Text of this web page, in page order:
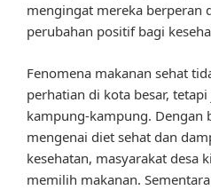
mengingat mereka berperan
perubahan positif bagi
Fenomena makanan sehat
perhatian di kota besar,
kampung-kampung. Dengan
mengenai diet sehat dan
kesehatan, masyarakat desa
memilih makanan.